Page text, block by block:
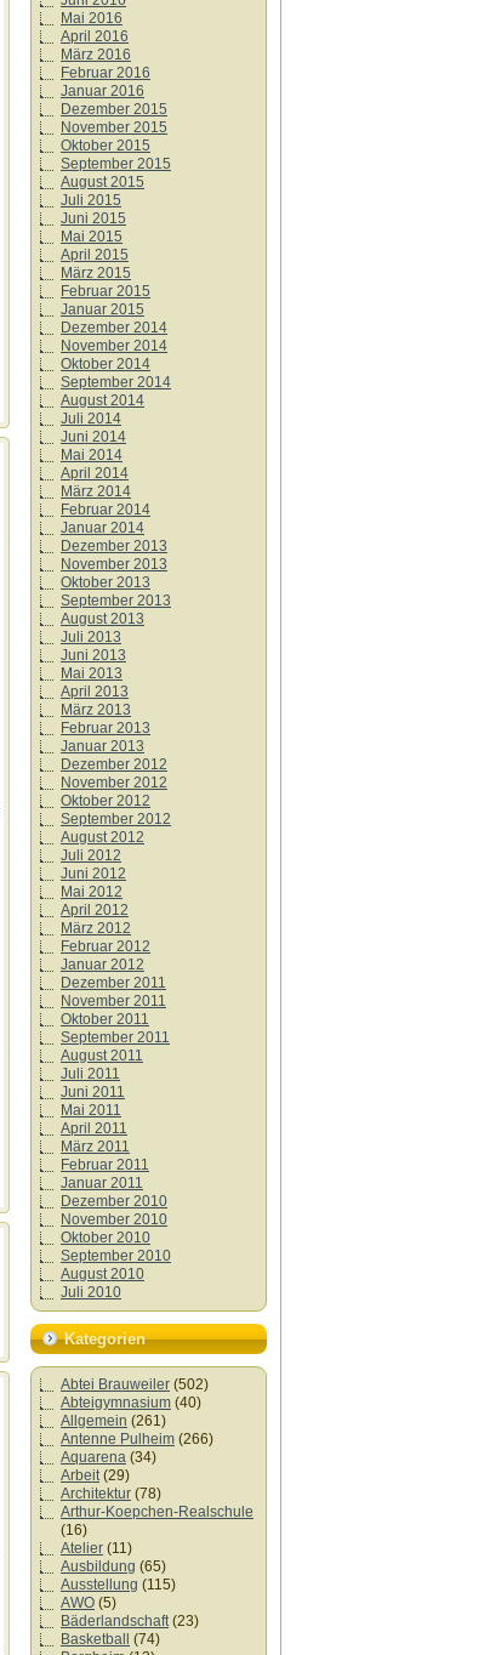
Mai 2016
April 2016
März 2016
Februar 2016
Januar 2016
Dezember 2015
November 2015
Oktober 2015
September 2015
August 2015
Juli 2015
Juni 2015
Mai 2015
April 2015
März 2015
Februar 2015
Januar 2015
Dezember 2014
November 2014
Oktober 2014
September 2014
August 2014
Juli 2014
Juni 2014
Mai 2014
April 2014
März 2014
Februar 2014
Januar 2014
Dezember 2013
November 2013
Oktober 2013
September 2013
August 2013
Juli 2013
Juni 2013
Mai 2013
April 2013
März 2013
Februar 2013
Januar 2013
Dezember 2012
November 2012
Oktober 2012
September 2012
August 2012
Juli 2012
Juni 2012
Mai 2012
April 2012
März 2012
Februar 2012
Januar 2012
Dezember 2011
November 2011
Oktober 2011
September 2011
August 2011
Juli 2011
Juni 2011
Mai 2011
April 2011
März 2011
Februar 2011
Januar 2011
Dezember 2010
November 2010
Oktober 2010
September 2010
August 2010
Juli 2010
Kategorien
Abtei Brauweiler (502)
Abteigymnasium (40)
Allgemein (261)
Antenne Pulheim (266)
Aquarena (34)
Arbeit(29)
Architektur (78)
Arthur-Koepchen-Realschule
(16)
Atelier (11)
Ausbildung (65)
Ausstellung (115)
AWO (5)
Bäderlandschaft(23)
Basketball
(74)